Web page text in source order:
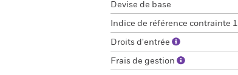
Devise de base
Indice de référence contrainte 1
Droits d'entrée
Frais de gestion